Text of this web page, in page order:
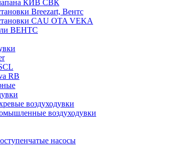
КИВ СВК
Breezart, Вентс
CAU OTA VEKA
ВЕНТС
RB
воздуходувки
воздуходувки
насосы